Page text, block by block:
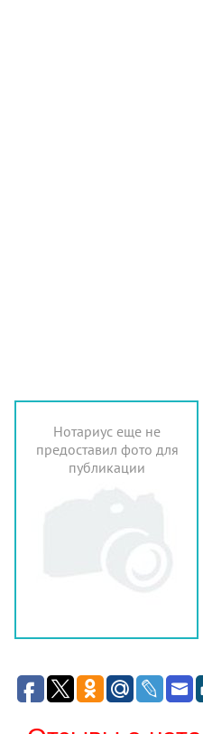
Нотариус еще не
предоставил фото для
публикации